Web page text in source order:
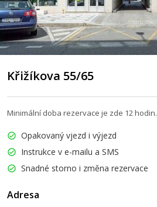
Křižíkova 55/65
Minimální doba rezervace je zde 12 hodin.
Opakovaný vjezd i výjezd
Instrukce v e-mailu a SMS
Snadné storno i změna rezervace
Adresa